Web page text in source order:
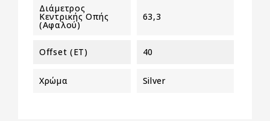
Διάμετρος
Κεντρικής Οπής
(αφαλού)
63,3
Offset (ET) 40
Χρώμα Silver